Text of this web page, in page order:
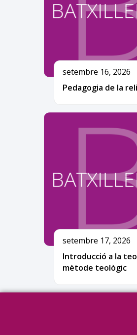
setembre 16, 2026
Pedagogia de la
setembre 17, 2026
Introducció a la
mètode teològic